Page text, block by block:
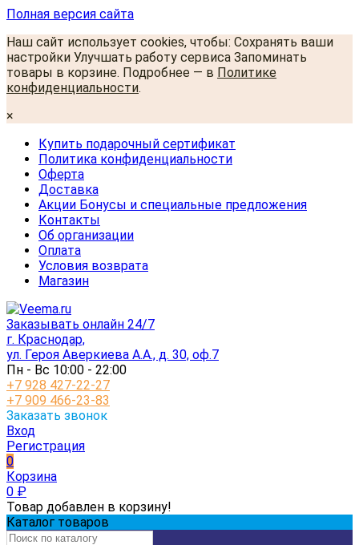
Полная версия сайта
Наш сайт использует cookies, чтобы: Сохранять ваши
настройки Улучшать работу сервиса Запоминать
товары в корзине. Подробнее — в Политике
конфиденциальности.
×
Купить подарочный сертификат
Политика конфиденциальности
Оферта
Доставка
Акции Бонусы и специальные предложения
Контакты
Об организации
Оплата
Условия возврата
Магазин
Заказывать онлайн 24/7
г. Краснодар,
ул. Героя Аверкиева А.А., д. 30, оф.7
Пн - Вс 10:00 - 22:00
+7 928 427-22-27
+7 909 466-23-83
Заказать звонок
Вход
Регистрация
0
Корзина
0 ₽
Товар добавлен в корзину!
Каталог товаров